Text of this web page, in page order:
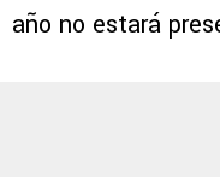
año no estará